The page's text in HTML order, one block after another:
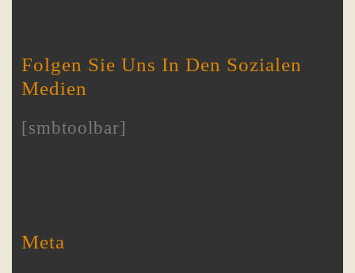
Folgen Sie Uns In Den Sozialen
Medien
[smbtoolbar]
Meta